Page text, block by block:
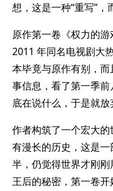
想，这是一种“重写”，
原作第一卷《权力的
2011 年同名电视剧大
本毕竟与原作有别，
事信息，看了第一季
底在说什么，于是就放
作者构筑了一个宏大
有漫长的历史，这是
半，仍觉得世界才刚
王后的秘密，第一卷